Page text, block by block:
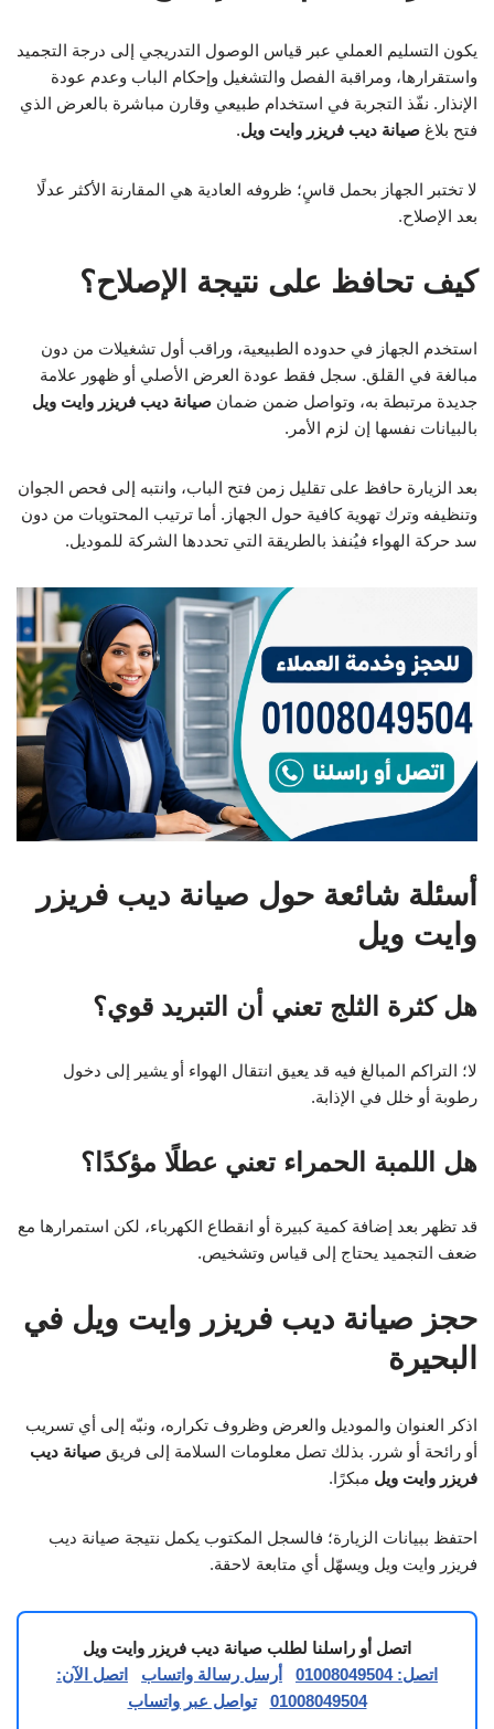
يكون التسليم العملي عبر قياس الوصول التدريجي إلى درجة التجميد
واستقرارها، ومراقبة الفصل والتشغيل وإحكام الباب وعدم عودة
الإنذار. نفّذ التجربة في استخدام طبيعي وقارن مباشرة بالعرض الذي
فتح بلاغ صيانة ديب فريزر وايت ويل.
لا تختبر الجهاز بحمل قاسٍ؛ ظروفه العادية هي المقارنة الأكثر عدلًا
بعد الإصلاح.
كيف تحافظ على نتيجة الإصلاح؟
استخدم الجهاز في حدوده الطبيعية، وراقب أول تشغيلات من دون
مبالغة في القلق. سجل فقط عودة العرض الأصلي أو ظهور علامة
جديدة مرتبطة به، وتواصل ضمن ضمان صيانة ديب فريزر وايت ويل
بالبيانات نفسها إن لزم الأمر.
بعد الزيارة حافظ على تقليل زمن فتح الباب، وانتبه إلى فحص الجوان
وتنظيفه وترك تهوية كافية حول الجهاز. أما ترتيب المحتويات من دون
سد حركة الهواء فيُنفذ بالطريقة التي تحددها الشركة للموديل.
أسئلة شائعة حول صيانة ديب فريزر
وايت ويل
هل كثرة الثلج تعني أن التبريد قوي؟
لا؛ التراكم المبالغ فيه قد يعيق انتقال الهواء أو يشير إلى دخول
رطوبة أو خلل في الإذابة.
هل اللمبة الحمراء تعني عطلًا مؤكدًا؟
قد تظهر بعد إضافة كمية كبيرة أو انقطاع الكهرباء، لكن استمرارها مع
ضعف التجميد يحتاج إلى قياس وتشخيص.
حجز صيانة ديب فريزر وايت ويل في
البحيرة
اذكر العنوان والموديل والعرض وظروف تكراره، ونبّه إلى أي تسريب
أو رائحة أو شرر. بذلك تصل معلومات السلامة إلى فريق صيانة ديب
فريزر وايت ويل مبكرًا.
احتفظ ببيانات الزيارة؛ فالسجل المكتوب يكمل نتيجة صيانة ديب
فريزر وايت ويل ويسهّل أي متابعة لاحقة.
اتصل أو راسلنا لطلب صيانة ديب فريزر وايت ويل
اتصل: 01008049504
أرسل رسالة واتساب
اتصل الآن:
01008049504
تواصل عبر واتساب